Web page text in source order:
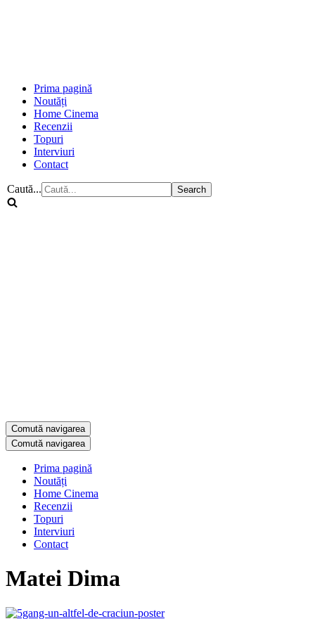
Prima pagină
Noutăți
Home Cinema
Recenzii
Topuri
Interviuri
Contact
Caută...
Comută navigarea
Comută navigarea
Prima pagină
Noutăți
Home Cinema
Recenzii
Topuri
Interviuri
Contact
Matei Dima